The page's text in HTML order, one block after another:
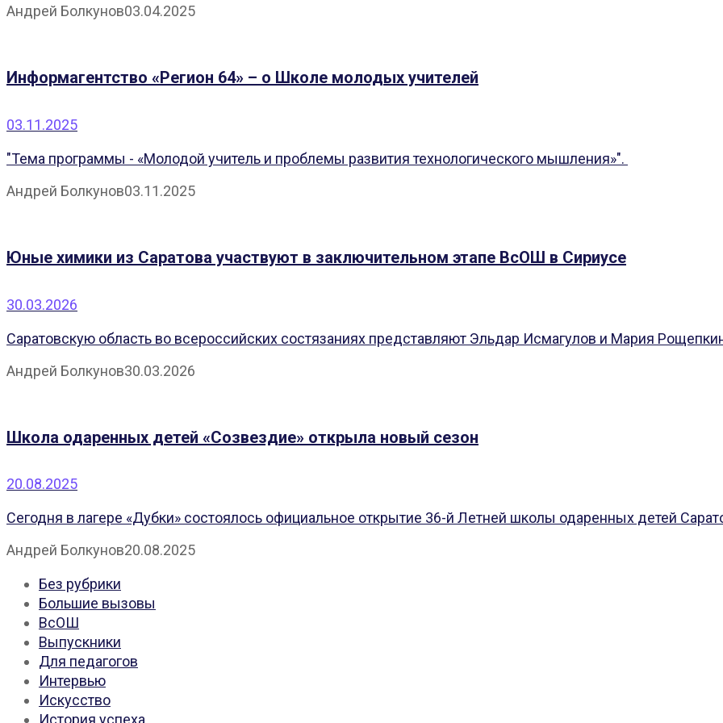
Андрей Болкунов03.04.2025
Информагентство «Регион 64» – о Школе молодых учителей
03.11.2025
"Тема программы - «Молодой учитель и проблемы развития технологического мышления»".
Андрей Болкунов03.11.2025
Юные химики из Саратова участвуют в заключительном этапе ВсОШ в Сириусе
30.03.2026
Саратовскую область во всероссийских состязаниях представляют Эльдар Исмагулов и Мария
Андрей Болкунов30.03.2026
Школа одаренных детей «Созвездие» открыла новый сезон
20.08.2025
Сегодня в лагере «Дубки» состоялось официальное открытие 36-й Летней школы одаренных детей
Андрей Болкунов20.08.2025
Без рубрики
Большие вызовы
ВсОШ
Выпускники
Для педагогов
Интервью
Искусство